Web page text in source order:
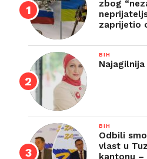
zbog
zaprijetio
BIH
Najagilnija
BIH
Odbili
vlast u
kantonu –